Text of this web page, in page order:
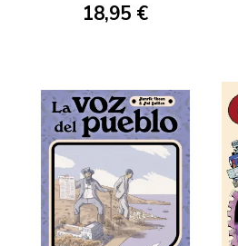
18,95 €